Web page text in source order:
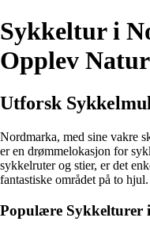
Sykkeltur i
Opplev
Utforsk
Nordmarka, med sine vakre
er en drømmelokasjon for
sykkelruter og stier, er det
fantastiske området på to hjul.
Populære Sykkelturer